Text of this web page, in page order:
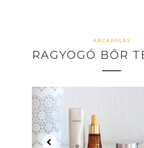
ARCÁPOLÁS
RAGYOGÓ BŐR